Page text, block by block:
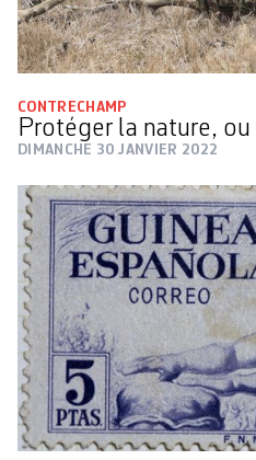
CONTRECHAMP
Protéger la nature,
DIMANCHE 30 JANVIER 2022